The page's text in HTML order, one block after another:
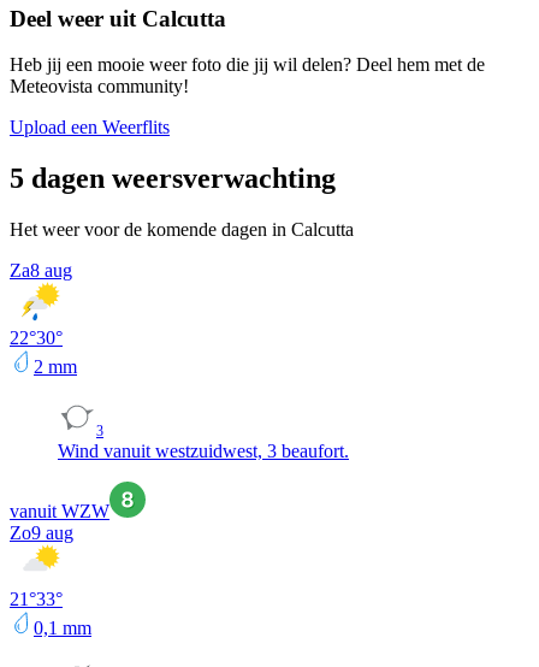
Deel weer uit Calcutta
Heb jij een mooie weer foto die jij wil delen? Deel hem met de
Meteovista community!
Upload een Weerflits
5 dagen weersverwachting
Het weer voor de komende dagen in Calcutta
Za8 aug
22°30°
2 mm
3
Wind vanuit westzuidwest, 3 beaufort.
vanuit WZW
Zo9 aug
21°33°
0,1 mm